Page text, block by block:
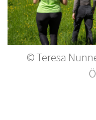
© Teresa